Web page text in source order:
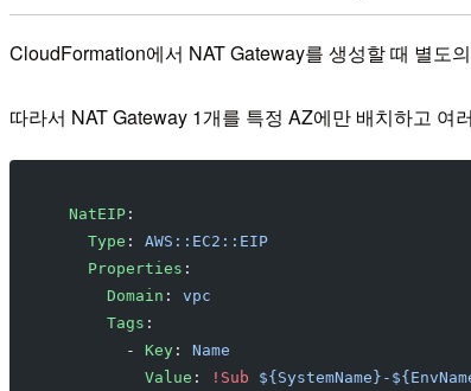
CloudFormation에서 NAT Gateway를 생성할 때 별도
따라서 NAT Gateway 1개를 특정 AZ에만 배치하고
  NatEIP
:
    Type
: AWS::EC2::EIP
    Properties
:
      Domain
: vpc
      Tags
:
        -
Key : Name
          Value
: !Sub ${SystemName}-